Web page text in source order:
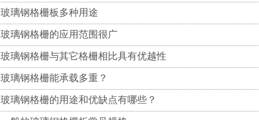
玻璃钢格栅板多种用途
玻璃钢格栅的应用范围很广
玻璃钢格栅与其它格栅相比具有优越性
玻璃钢格栅能承载多重？
玻璃钢格栅的用途和优缺点有哪些？